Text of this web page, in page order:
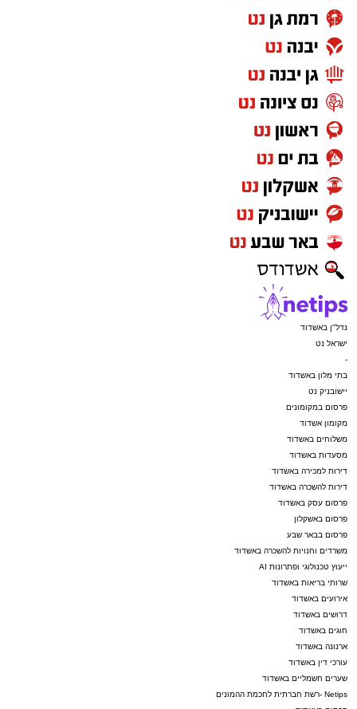
נדל"ן באשדוד
ישראל נט
-
בתי מלון באשדוד
יישובניק נט
פרסום במקומונים
מקומון אשדוד
משלוחים באשדוד
מסעדות באשדוד
דירות למכירה באשדוד
דירות להשכרה באשדוד
פרסום עסק באשדוד
פרסום באשקלון
פרסום בבאר שבע
משרדים וחנויות להשכרה באשדוד
ייעוץ טכנולוגי ופתרונות AI
שרותי בריאות באשדוד
אירועים באשדוד
דרושים באשדוד
חוגים באשדוד
ארנונה באשדוד
עורכי דין באשדוד
שערים חשמליים באשדוד
Netips -רשת חברתית לחכמת ההמונים